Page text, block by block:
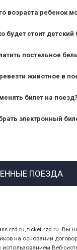
возраста ребенок
дальнего
будет стоит детский
постельное
животное в
билет на поезд?
электронный
кассиру 14-
ПОЕЗДА
ticket.rzd.ru. Вы
на основании
Веб-